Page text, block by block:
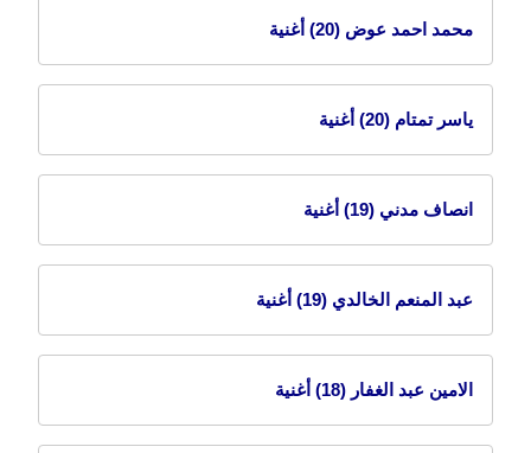
محمد احمد عوض (20) أغنية
ياسر تمتام (20) أغنية
انصاف مدني (19) أغنية
عبد المنعم الخالدي (19) أغنية
الامين عبد الغفار (18) أغنية